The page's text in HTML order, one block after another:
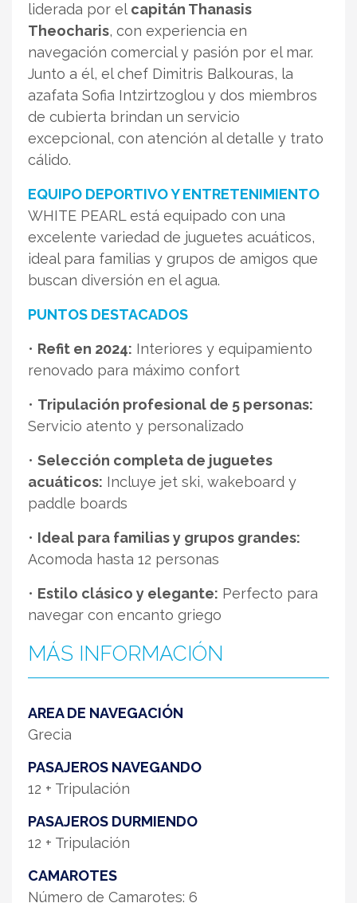
liderada por el capitán Thanasis
Theocharis, con experiencia en
navegación comercial y pasión por el mar.
Junto a él, el chef Dimitris Balkouras, la
azafata Sofia Intzirtzoglou y dos miembros
de cubierta brindan un servicio
excepcional, con atención al detalle y trato
cálido.
EQUIPO DEPORTIVO Y ENTRETENIMIENTO
WHITE PEARL está equipado con una
excelente variedad de juguetes acuáticos,
ideal para familias y grupos de amigos que
buscan diversión en el agua.
PUNTOS DESTACADOS
• Refit en 2024: Interiores y equipamiento
renovado para máximo confort
• Tripulación profesional de 5 personas:
Servicio atento y personalizado
• Selección completa de juguetes
acuáticos: Incluye jet ski, wakeboard y
paddle boards
• Ideal para familias y grupos grandes:
Acomoda hasta 12 personas
• Estilo clásico y elegante: Perfecto para
navegar con encanto griego
MÁS INFORMACIÓN
AREA DE NAVEGACIÓN
Grecia
PASAJEROS NAVEGANDO
12 + Tripulación
PASAJEROS DURMIENDO
12 + Tripulación
CAMAROTES
Número de Camarotes: 6